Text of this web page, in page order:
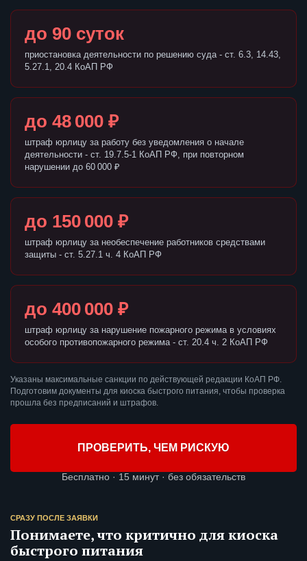
до 90 суток
приостановка деятельности по решению суда - ст. 6.3, 14.43,
5.27.1, 20.4 КоАП РФ
до 48 000 ₽
штраф юрлицу за работу без уведомления о начале
деятельности - ст. 19.7.5-1 КоАП РФ, при повторном
нарушении до 60 000 ₽
до 150 000 ₽
штраф юрлицу за необеспечение работников средствами
защиты - ст. 5.27.1 ч. 4 КоАП РФ
до 400 000 ₽
штраф юрлицу за нарушение пожарного режима в условиях
особого противопожарного режима - ст. 20.4 ч. 2 КоАП РФ
Указаны максимальные санкции по действующей редакции КоАП РФ.
Подготовим документы для киоска быстрого питания, чтобы проверка
прошла без предписаний и штрафов.
ПРОВЕРИТЬ, ЧЕМ РИСКУЮ
Бесплатно · 15 минут · без обязательств
СРАЗУ ПОСЛЕ ЗАЯВКИ
Понимаете, что критично для киоска
быстрого питания